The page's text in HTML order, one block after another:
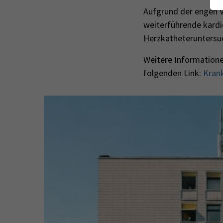
Aufgrund der engen
weiterführende
Weitere
folgenden Link: